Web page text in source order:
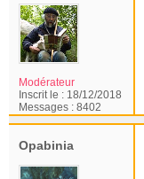
Modérateur
Inscrit le : 18/12/2018
Messages : 8402
Opabinia